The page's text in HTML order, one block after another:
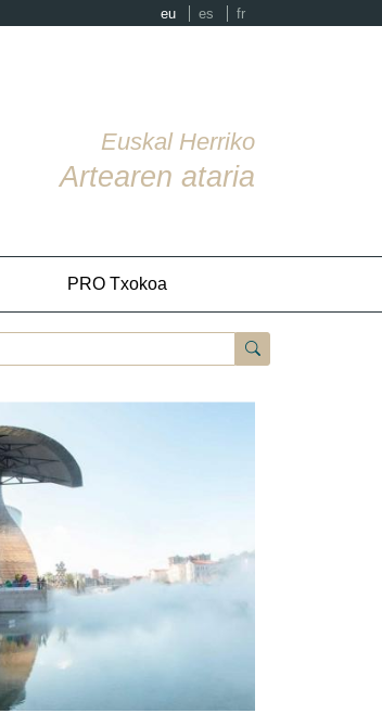
eu es fr
Euskal Herriko
Artearen ataria
PRO Txokoa